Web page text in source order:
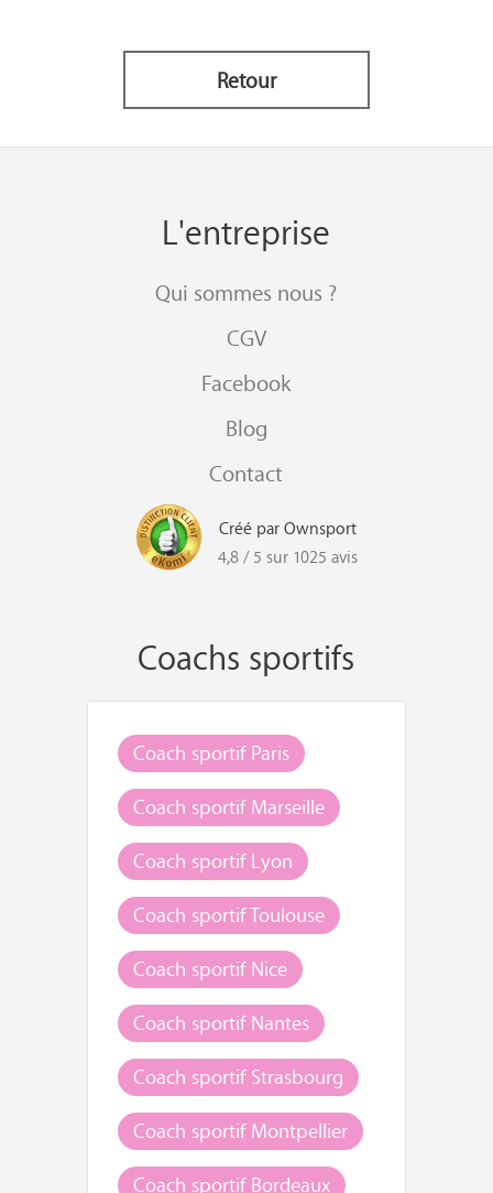
Retour
L'entreprise
Qui sommes nous ?
CGV
Facebook
Blog
Contact
Créé par Ownsport
4,8 / 5 sur 1025 avis
Coachs sportifs
Coach sportif Paris
Coach sportif Marseille
Coach sportif Lyon
Coach sportif Toulouse
Coach sportif Nice
Coach sportif Nantes
Coach sportif Strasbourg
Coach sportif Montpellier
Coach sportif Bordeaux